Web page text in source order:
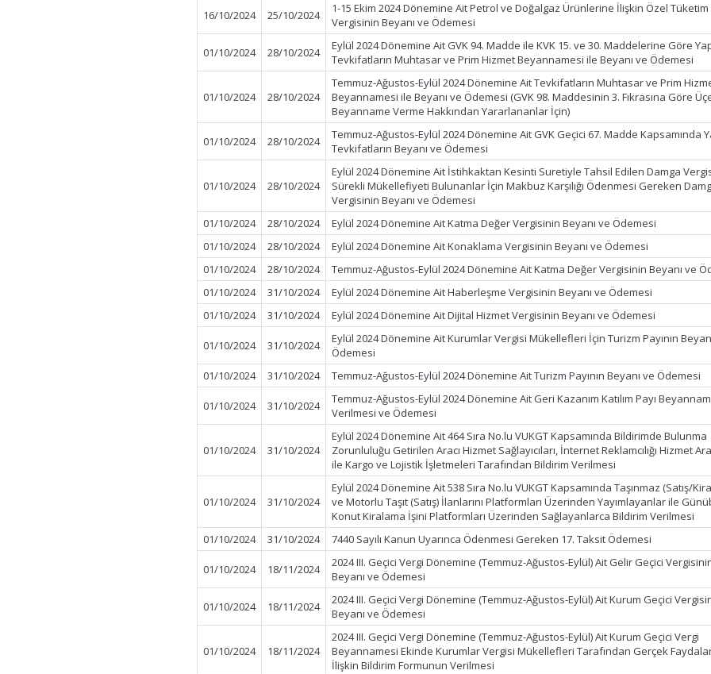
16/10/2024 25/10/2024
1-15 Ekim 2024 Dönemine Ait Petrol ve Doğalgaz Ürünlerine İlişkin Özel Tüketim
Vergisinin Beyanı ve Ödemesi
01/10/2024 28/10/2024
Eylül 2024 Dönemine Ait GVK 94. Madde ile KVK 15. ve 30. Maddelerine Göre
Tevkifatların Muhtasar ve Prim Hizmet Beyannamesi ile Beyanı ve Ödemesi
01/10/2024 28/10/2024
Temmuz-Ağustos-Eylül 2024 Dönemine Ait Tevkifatların Muhtasar ve Prim
Beyannamesi ile Beyanı ve Ödemesi (GVK 98. Maddesinin 3. Fıkrasına Göre
Beyanname Verme Hakkından Yararlananlar İçin)
01/10/2024 28/10/2024
Temmuz-Ağustos-Eylül 2024 Dönemine Ait GVK Geçici 67. Madde Kapsamında
Tevkifatların Beyanı ve Ödemesi
01/10/2024 28/10/2024
Eylül 2024 Dönemine Ait İstihkaktan Kesinti Suretiyle Tahsil Edilen Damga
Sürekli Mükellefiyeti Bulunanlar İçin Makbuz Karşılığı Ödenmesi Gereken
Vergisinin Beyanı ve Ödemesi
01/10/2024
28/10/2024
Eylül 2024 Dönemine Ait Katma Değer Vergisinin Beyanı ve Ödemesi
01/10/2024
28/10/2024
Eylül 2024 Dönemine Ait Konaklama Vergisinin Beyanı ve Ödemesi
01/10/2024
28/10/2024
Temmuz-Ağustos-Eylül 2024 Dönemine Ait Katma Değer Vergisinin Beyanı ve
01/10/2024
31/10/2024
Eylül 2024 Dönemine Ait Haberleşme Vergisinin Beyanı ve Ödemesi
01/10/2024
31/10/2024 Eylül 2024 Dönemine Ait Dijital Hizmet Vergisinin Beyanı ve Ödemesi
01/10/2024 31/10/2024
Eylül 2024 Dönemine Ait Kurumlar Vergisi Mükellefleri İçin Turizm Payının
Ödemesi
01/10/2024
31/10/2024 Temmuz-Ağustos-Eylül 2024 Dönemine Ait Turizm Payının Beyanı ve Ödemesi
01/10/2024 31/10/2024
Temmuz-Ağustos-Eylül 2024 Dönemine Ait Geri Kazanım Katılım Payı
Verilmesi ve Ödemesi
01/10/2024 31/10/2024
Eylül 2024 Dönemine Ait 464 Sıra No.lu VUKGT Kapsamında Bildirimde Bulunma
Zorunluluğu Getirilen Aracı Hizmet Sağlayıcıları, İnternet Reklamcılığı Hizmet
ile Kargo ve Lojistik İşletmeleri Tarafından Bildirim Verilmesi
01/10/2024 31/10/2024
Eylül 2024 Dönemine Ait 538 Sıra No.lu VUKGT Kapsamında Taşınmaz (Satış/
ve Motorlu Taşıt (Satış) İlanlarını Platformları Üzerinden Yayımlayanlar ile
Konut Kiralama İşini Platformları Üzerinden Sağlayanlarca Bildirim Verilmesi
01/10/2024
31/10/2024 7440 Sayılı Kanun Uyarınca Ödenmesi Gereken 17. Taksit Ödemesi
01/10/2024 18/11/2024
2024 III. Geçici Vergi Dönemine (Temmuz-Ağustos-Eylül) Ait Gelir Geçici
Beyanı ve Ödemesi
01/10/2024 18/11/2024
2024 III. Geçici Vergi Dönemine (Temmuz-Ağustos-Eylül) Ait Kurum Geçici
Beyanı ve Ödemesi
01/10/2024 18/11/2024
2024 III. Geçici Vergi Dönemine (Temmuz-Ağustos-Eylül) Ait Kurum Geçici Vergi
Beyannamesi Ekinde Kurumlar Vergisi Mükellefleri Tarafından Gerçek
İlişkin Bildirim Formunun Verilmesi